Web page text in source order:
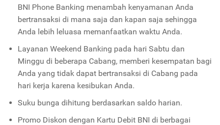
BNI Phone Banking menambah kenyamanan Anda
bertransaksi di mana saja dan kapan saja sehingga
Anda lebih leluasa memanfaatkan waktu Anda.
Layanan Weekend Banking pada hari Sabtu dan
Minggu di beberapa Cabang, memberi kesempatan bagi
Anda yang tidak dapat bertransaksi di Cabang pada
hari kerja karena kesibukan Anda.
Suku bunga dihitung berdasarkan saldo harian.
Promo Diskon dengan Kartu Debit BNI di berbagai